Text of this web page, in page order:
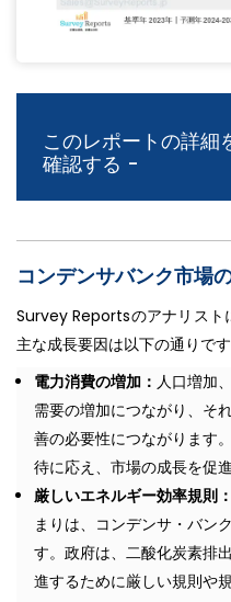
このレポートの詳細
確認する -
コンデンサバンク市場
Survey Reportsのアナリスト
主な成長要因は以下の通りです
電力消費の増加： 人口増加
需要の増加につながり、そ
善の必要性につながります
待に応え、市場の成長を促進
厳しいエネルギー効率規則：
まりは、コンデンサ・バン
す。政府は、二酸化炭素排
進するために厳しい規則や